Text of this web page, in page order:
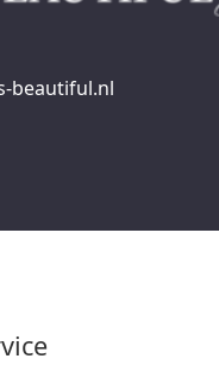
beautiful.nl